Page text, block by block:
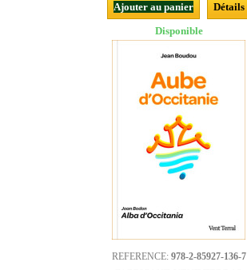
Ajouter au panier
Détails
Disponible
REFERENCE: 978-2-85927-136-7